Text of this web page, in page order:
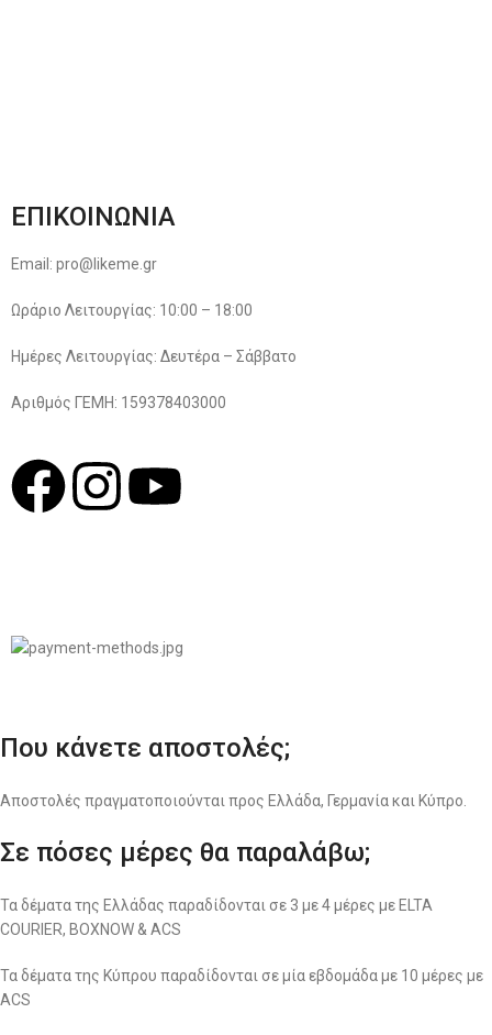
ΕΠΙΚΟΙΝΩΝΙΑ
Email: pro@likeme.gr
Ωράριο Λειτουργίας: 10:00 – 18:00
Ημέρες Λειτουργίας: Δευτέρα – Σάββατο
Αριθμός ΓΕΜΗ: 159378403000
Που κάνετε αποστολές;
Αποστολές πραγματοποιούνται προς Ελλάδα, Γερμανία και Κύπρο.
Σε πόσες μέρες θα παραλάβω;
Τα δέματα της Ελλάδας παραδίδονται σε 3 με 4 μέρες με ELTA
COURIER, BOXNOW & ACS
Τα δέματα της Κύπρου παραδίδονται σε μία εβδομάδα με 10 μέρες με
ACS